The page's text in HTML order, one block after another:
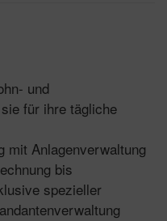
und
für ihre tägliche
mit Anlagenverwaltung
bis
spezieller